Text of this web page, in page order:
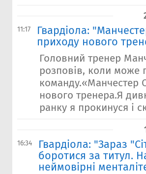
11:17
Гвардіола:
приходу нового
Головний тренер
розповів, коли може
команду.«Манчестер
нового тренера.Я
ранку я прокинуся і
16:34
Гвардіола: "Зараз
боротися за титул.
неймовірні